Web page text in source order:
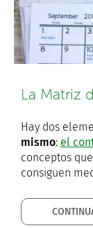
La Matriz
Hay dos
mismo: el
conceptos
consiguen